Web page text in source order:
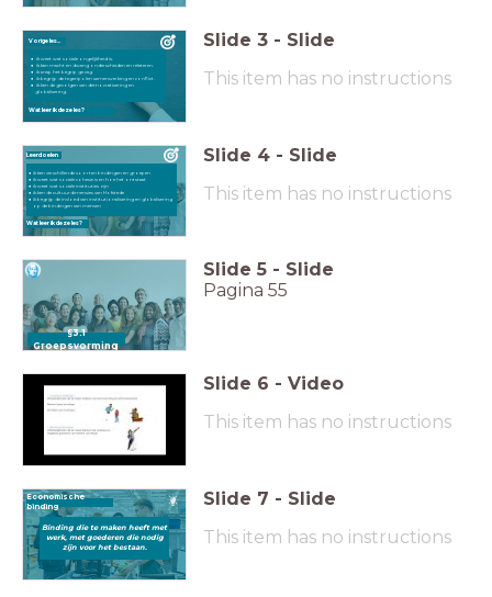
Wat leer ik deze les?
ik weet wat sociale ongelijkheid is.
ik kan macht en dwang onderscheiden en relateren.
ik snap het begrip gezag.
ik begrijp de tegenpolen samenwerking en conflict.
ik ken de gevolgen van democratisering en
globalisering.
Vorige les... Slide 3 - Slide
This item has no instructions
Wat leer ik deze les?
ik ken verschillende soorten bindingen en groepen
ik weet wat sociale cohesie is en hoe het ontstaat
ik weet wat sociale instituties zijn
ik ken de cultuurdimensies van Hofstede
ik begrijp de invloed van institutionalisering en globalisering
op de bindingen van mensen
Leerdoelen Slide 4 - Slide
This item has no instructions
§3.1
Groepsvorming
Slide 5 - Slide
Pagina 55
Slide 6 - Video
This item has no instructions
Economische
binding
Binding die te maken heeft met
werk, met goederen die nodig
zijn voor het bestaan.
Slide 7 - Slide
This item has no instructions